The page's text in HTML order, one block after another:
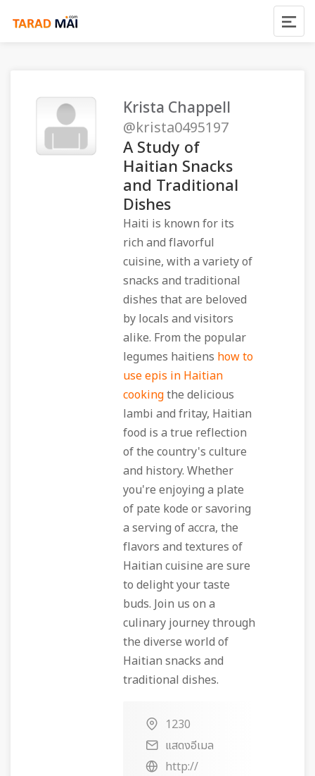
Krista Chappell
@krista0495197
A Study of
Haitian Snacks
and Traditional
Dishes
Haiti is known for its
rich and flavorful
cuisine, with a variety of
snacks and traditional
dishes that are beloved
by locals and visitors
alike. From the popular
legumes haitiens how to
use epis in Haitian
cookingthe delicious
lambi and fritay, Haitian
food is a true reflection
of the country's culture
and history. Whether
you're enjoying a plate
of pate kode or savoring
a serving of accra, the
flavors and textures of
Haitian cuisine are sure
to delight your taste
buds. Join us on a
culinary journey through
the diverse world of
Haitian snacks and
traditional dishes.
1230
แสดงอีเมล
http://